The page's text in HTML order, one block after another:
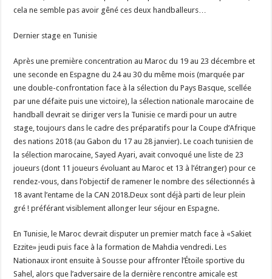
cela ne semble pas avoir gêné ces deux handballeurs…
Dernier stage en Tunisie
Après une première concentration au Maroc du 19 au 23 décembre et
une seconde en Espagne du 24 au 30 du même mois (marquée par
une double-confrontation face à la sélection du Pays Basque, scellée
par une défaite puis une victoire), la sélection nationale marocaine de
handball devrait se diriger vers la Tunisie ce mardi pour un autre
stage, toujours dans le cadre des préparatifs pour la Coupe d’Afrique
des nations 2018 (au Gabon du 17 au 28 janvier). Le coach tunisien de
la sélection marocaine, Sayed Ayari, avait convoqué une liste de 23
joueurs (dont 11 joueurs évoluant au Maroc et 13 à l’étranger) pour ce
rendez-vous, dans l’objectif de ramener le nombre des sélectionnés à
18 avant l’entame de la CAN 2018.Deux sont déjà parti de leur plein
gré ! préférant visiblement allonger leur séjour en Espagne.
En Tunisie, le Maroc devrait disputer un premier match face à «Sakiet
Ezzite» jeudi puis face à la formation de Mahdia vendredi. Les
Nationaux iront ensuite à Sousse pour affronter l’Étoile sportive du
Sahel, alors que l’adversaire de la dernière rencontre amicale est